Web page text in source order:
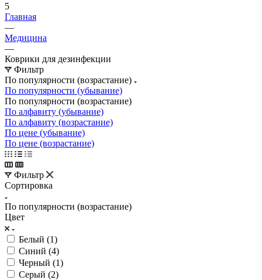
5
Главная
—
Медицина
—
Коврики для дезинфекции
Фильтр
По популярности (возрастание)
По популярности (убывание)
По популярности (возрастание)
По алфавиту (убывание)
По алфавиту (возрастание)
По цене (убывание)
По цене (возрастание)
Фильтр
Сортировка
По популярности (возрастание)
Цвет
Белый (1)
Синий (4)
Черный (1)
Серый (2)